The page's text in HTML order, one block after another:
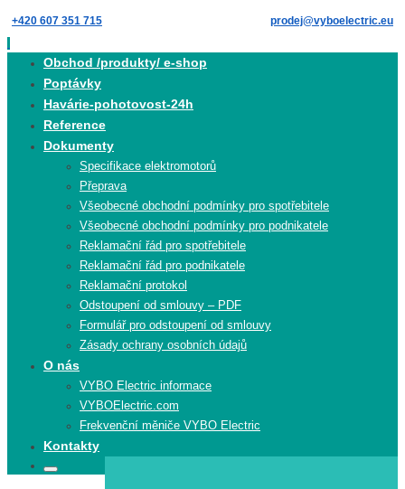
Skip
to
content
+420 607 351 715 prodej@vyboelectric.eu
Obchod /produkty/ e-shop
Poptávky
Havárie-pohotovost-24h
Reference
Dokumenty
Specifikace elektromotorů
Přeprava
Všeobecné obchodní podmínky pro spotřebitele
Všeobecné obchodní podmínky pro podnikatele
Reklamační řád pro spotřebitele
Reklamační řád pro podnikatele
Reklamační protokol
Odstoupení od smlouvy – PDF
Formulář pro odstoupení od smlouvy
Zásady ochrany osobních údajů
O nás
VYBO Electric informace
VYBOElectric.com
Frekvenční měniče VYBO Electric
Kontakty
Search
Search